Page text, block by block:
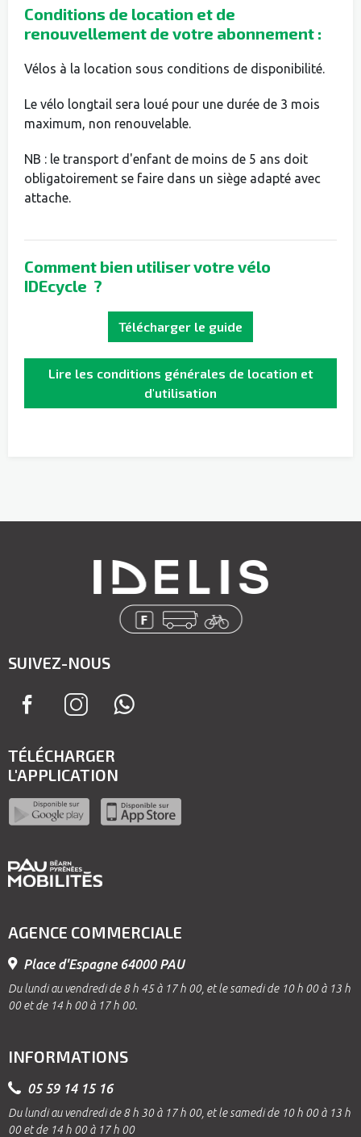
Conditions de location et de
renouvellement de votre abonnement :
Vélos à la location sous conditions de disponibilité.
Le vélo longtail sera loué pour une durée de 3 mois
maximum, non renouvelable.
NB : le transport d'enfant de moins de 5 ans doit
obligatoirement se faire dans un siège adapté avec
attache.
Comment bien utiliser votre vélo
IDEcycle ?
Télécharger le guide
Lire les conditions générales de location et
d'utilisation
SUIVEZ-NOUS
TÉLÉCHARGER
L'APPLICATION
AGENCE COMMERCIALE
Place d'Espagne 64000 PAU
Du lundi au vendredi de 8 h 45 à 17 h 00, et le samedi de 10 h 00 à 13 h
00 et de 14 h 00 à 17 h 00.
INFORMATIONS
05 59 14 15 16
Du lundi au vendredi de 8 h 30 à 17 h 00, et le samedi de 10 h 00 à 13 h
00 et de 14 h 00 à 17 h 00